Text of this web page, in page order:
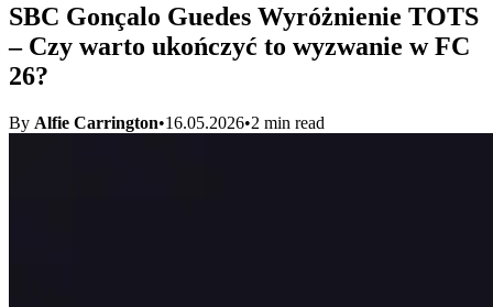
SBC Gonçalo Guedes Wyróżnienie TOTS
– Czy warto ukończyć to wyzwanie w FC
26?
By Alfie Carrington•16.05.2026•2 min read